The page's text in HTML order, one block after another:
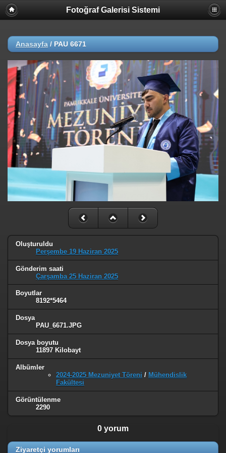
Fotoğraf Galerisi Sistemi
Anasayfa / PAU 6671
Oluşturuldu
Perşembe 19 Haziran 2025
Gönderim saati
Çarşamba 25 Haziran 2025
Boyutlar
8192*5464
Dosya
PAU_6671.JPG
Dosya boyutu
11897 Kilobayt
Albümler
2024-2025 Mezuniyet Töreni / Mühendislik
Fakültesi
Görüntülenme
2290
0 yorum
Ziyaretçi yorumları